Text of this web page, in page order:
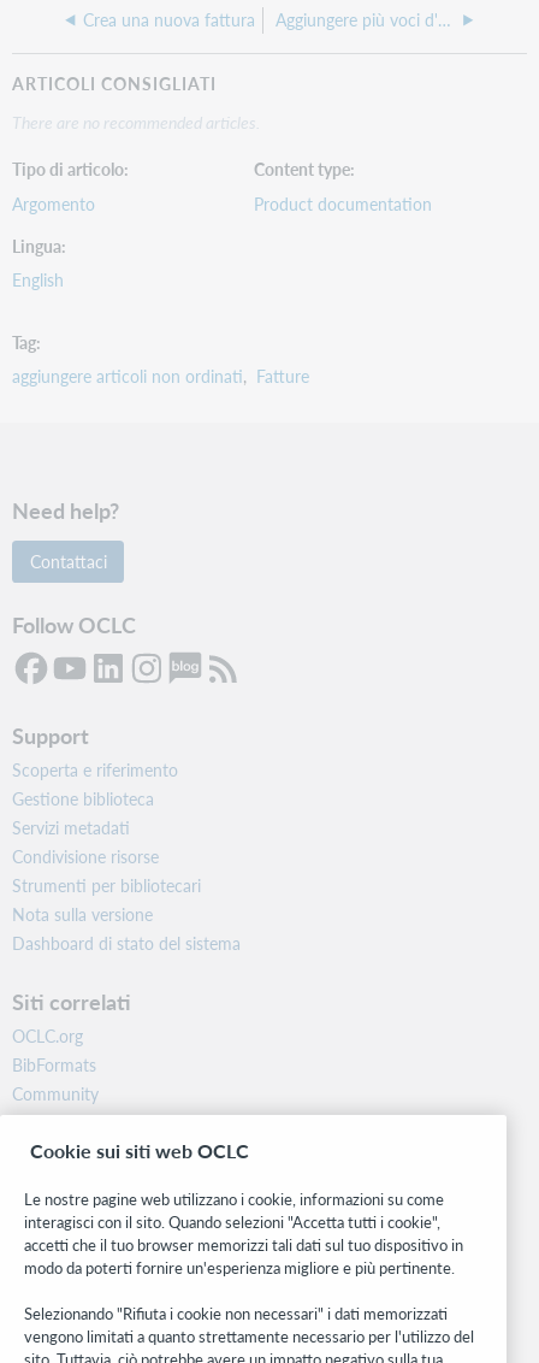
Crea una nuova fattura Aggiungere più voci d'ordine a una fattura
ARTICOLI CONSIGLIATI
There are no recommended articles.
Tipo di articolo
Argomento
Content type
Product documentation
Lingua
English
Tag
aggiungere articoli non ordinati
Fatture
Need help?
Contattaci
Follow OCLC
Support
Scoperta e riferimento
Gestione biblioteca
Servizi metadati
Condivisione risorse
Strumenti per bibliotecari
Nota sulla versione
Dashboard di stato del sistema
Siti correlati
OCLC.org
BibFormats
Community
Ricerca
WebJunction
Stay in the know.
Ricevi gli ultimi aggiornamenti di prodotti, ricerche, eventi e molto
altro direttamente nella tua casella di posta.
Subscribe now
Cookie sui siti web OCLC
Le nostre pagine web utilizzano i cookie, informazioni su come
interagisci con il sito. Quando selezioni "Accetta tutti i cookie",
accetti che il tuo browser memorizzi tali dati sul tuo dispositivo in
modo da poterti fornire un'esperienza migliore e più pertinente.
Selezionando "Rifiuta i cookie non necessari" i dati memorizzati
vengono limitati a quanto strettamente necessario per l'utilizzo del